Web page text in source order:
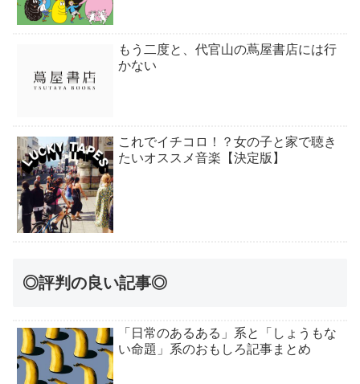
もう二度と、代官山の蔦屋書店には行
かない
これでイチコロ！？女の子と家で聴き
たいオススメ音楽【決定版】
◎評判の良い記事◎
「日常のあるある」系と「しょうもな
い命題」系のおもしろ記事まとめ